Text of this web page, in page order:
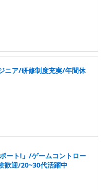
ニア/研修制度充実/年間休
ート!」/ゲームコントロー
歓迎/20~30代活躍中